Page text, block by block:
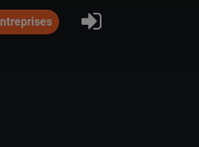
S'inscrire